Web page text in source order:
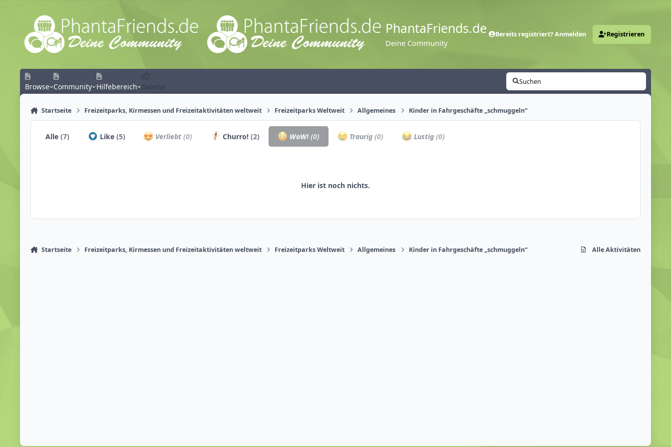
Zum Inhalt springen
PhantaFriends.de
Deine Community
Bereits registriert? Anmelden Registrieren
Browse Community Hilfebereich Galerie
Suchen
Startseite Freizeitparks, Kirmessen und Freizeitaktivitäten weltweit Freizeitparks Weltweit Allgemeines Kinder in Fahrgeschäfte „schmuggeln“
Alle(7) Like (5) Verliebt(0) Churro! (2) WoW!(0) Traurig(0) Lustig (0)
Hier ist noch nichts.
Startseite Freizeitparks, Kirmessen und Freizeitaktivitäten weltweit Freizeitparks Weltweit Allgemeines Kinder in Fahrgeschäfte „schmuggeln“ Alle Aktivitäten